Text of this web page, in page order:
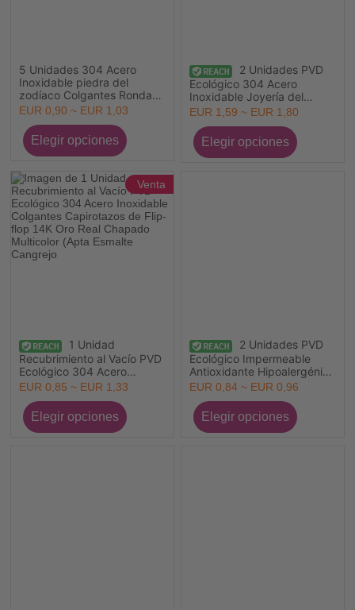
5 Unidades 304 Acero
Inoxidable piedra del
zodíaco Colgantes Ronda
Chapado en Oro 9mm x
EUR 0,90 ~ EUR 1,03
2 Unidades PVD
Ecológico 304 Acero
Inoxidable Joyería del
océano Colgantes Al Por
18K Tortuga Cangrejo Micro
Pave Multicolor Rhinestone
EUR 1,59 ~ EUR 1,80
1 Unidad
Recubrimiento al Vacío PVD
Ecológico 304 Acero
Inoxidable Colgantes
Capirotazos de Flip-flop
14K Oro Real Chapado
Multicolor (Apta Esmalte
Cangrejo
Venta
EUR 0,85 ~ EUR 1,33
2 Unidades PVD
Ecológico Impermeable
Antioxidante Hipoalergénico
304 Acero Inoxidable
Joyería del océano
Colgantes Al Por Mayor 18K
Oro Real Chapado Esmalte
Estrella de mar 17.5mm x
EUR 0,84 ~ EUR 0,96